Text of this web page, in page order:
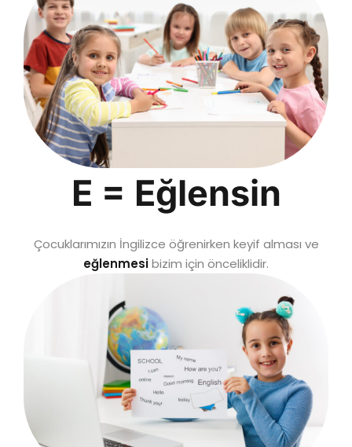
E = Eğlensin
Çocuklarımızın İngilizce öğrenirken keyif alması ve
eğlenmesibizim için önceliklidir.